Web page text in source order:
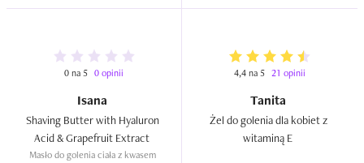
0 na 5 0 opinii
Isana
Shaving Butter with Hyaluron
Masło do golenia ciała z kwasem
4,4 na 5 21 opinii
Tanita
Żel do golenia dla kobiet z